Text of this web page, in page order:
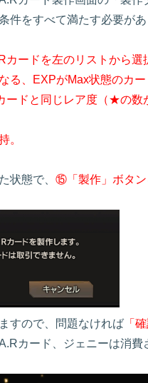
件をすべて満たす必要が
ードを左のリストから選
る、EXPがMax状態のカ
ドと同じレア度（★の数
。
状態で、 ⑮「製作」ボタン
すので、問題なければ 「
カード、ジェニーは消